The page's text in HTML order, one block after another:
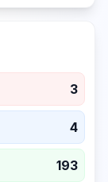
3
4
193